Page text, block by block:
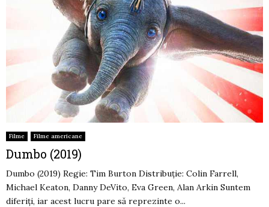
Filme Filme americane
Dumbo (2019)
Dumbo (2019) Regie: Tim Burton Distribuție: Colin Farrell,
Michael Keaton, Danny DeVito, Eva Green, Alan Arkin Suntem
diferiți, iar acest lucru pare să reprezinte o...